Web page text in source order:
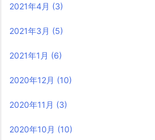
2021年4月 (3)
2021年3月 (5)
2021年1月 (6)
2020年12月 (10)
2020年11月 (3)
2020年10月 (10)